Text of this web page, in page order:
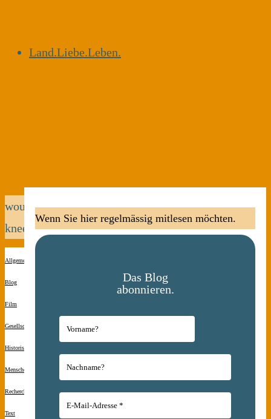
Land.Liebe.Leben.
wounded
knee
Allgemein
Blog
Film
Gesellschaft
Historisches
Menschen(s)kinder
Recherche
Text
Wenn Sie hier regelmässig mitlesen möchten.
Das Blog
abonnieren.